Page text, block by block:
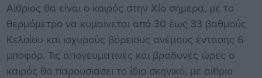
Αίθριος θα είναι ο καιρός στην Χίο σήμερα, με το
θερμόμετρο να κυμαίνεται από 30 έως 33 βαθμούς
Κελσίου και ισχυρούς βόρειους ανέμους έντασης 6
μποφόρ. Τις απογευματινές και βραδυνές ώρες ο
καιρός θα παρουσιάσει το ίδιο σκηνικό, με αίθριο